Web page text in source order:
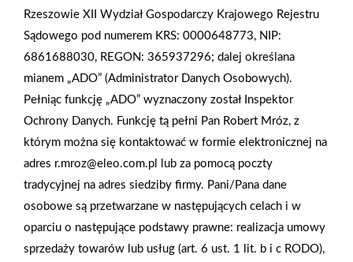
AKTUALNOŚCI
Rzeszowie XII Wydział Gospodarczy Krajowego Rejestru
Sądowego pod numerem KRS: 0000648773, NIP:
6861688030, REGON: 365937296; dalej określana
mianem „ADO” (Administrator Danych Osobowych).
Pełniąc funkcję „ADO” wyznaczony został Inspektor
Ochrony Danych. Funkcję tą pełni Pan Robert Mróz, z
którym można się kontaktować w formie elektronicznej na
adres r.mroz@eleo.com.pl lub za pomocą poczty
tradycyjnej na adres siedziby firmy. Pani/Pana dane
osobowe są przetwarzane w następujących celach i w
oparciu o następujące podstawy prawne: realizacja umowy
sprzedaży towarów lub usług (art. 6 ust. 1 lit. b i c RODO),